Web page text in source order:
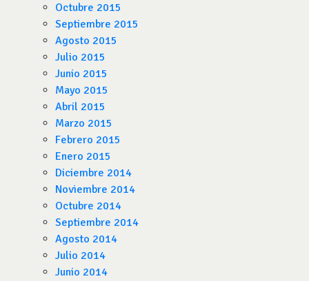
Octubre 2015
Septiembre 2015
Agosto 2015
Julio 2015
Junio 2015
Mayo 2015
Abril 2015
Marzo 2015
Febrero 2015
Enero 2015
Diciembre 2014
Noviembre 2014
Octubre 2014
Septiembre 2014
Agosto 2014
Julio 2014
Junio 2014